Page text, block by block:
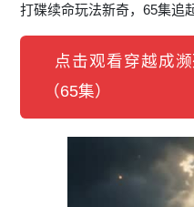
打碟续命玩法新奇，65集追
点击观看穿越成
（65集）